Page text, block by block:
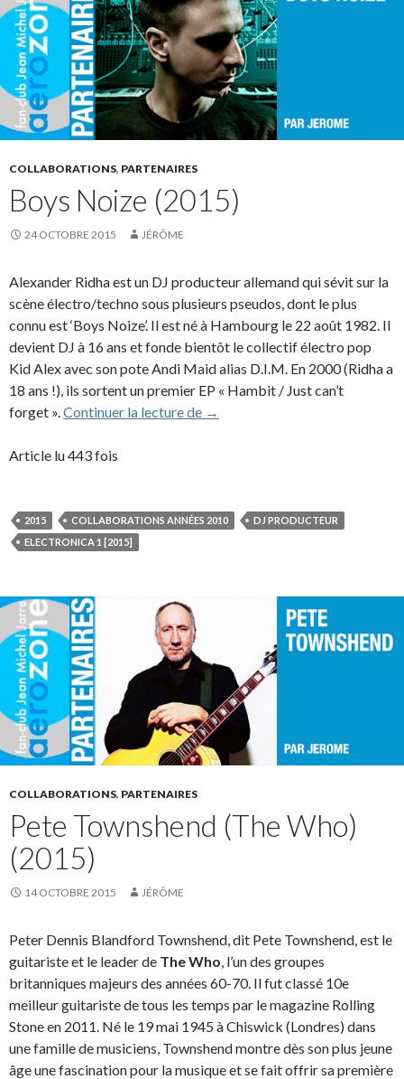
COLLABORATIONS, PARTENAIRES
Boys Noize (2015)
24 OCTOBRE 2015 JÉRÔME
Alexander Ridha est un DJ producteur allemand qui sévit sur la
scène électro/techno sous plusieurs pseudos, dont le plus
connu est ‘Boys Noize’. Il est né à Hambourg le 22 août 1982. Il
devient DJ à 16 ans et fonde bientôt le collectif électro pop
Kid Alex avec son pote Andi Maid alias D.I.M. En 2000 (Ridha a
18 ans !), ils sortent un premier EP « Hambit / Just can’t
forget ».Continuer la lecture de Boys Noize (2015)
→
Article lu 443 fois
2015 COLLABORATIONS ANNÉES 2010
DJ PRODUCTEUR
ELECTRONICA 1 [2015]
COLLABORATIONS, PARTENAIRES
Pete Townshend (The Who)
(2015)
14 OCTOBRE 2015 JÉRÔME
Peter Dennis Blandford Townshend, dit Pete Townshend, est le
guitariste et le leader de The Who, l’un des groupes
britanniques majeurs des années 60-70. Il fut classé 10e
meilleur guitariste de tous les temps par le magazine Rolling
Stone en 2011. Né le 19 mai 1945 à Chiswick (Londres) dans
une famille de musiciens, Townshend montre dès son plus jeune
âge une fascination pour la musique et se fait offrir sa première